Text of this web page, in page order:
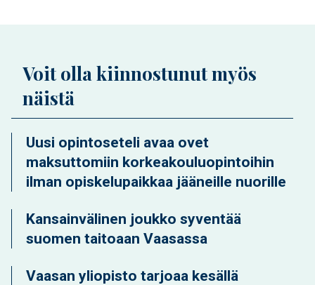
Voit olla kiinnostunut myös
näistä
Uusi opintoseteli avaa ovet
maksuttomiin korkeakouluopintoihin
ilman opiskelupaikkaa jääneille nuorille
Kansainvälinen joukko syventää
suomen taitoaan Vaasassa
Vaasan yliopisto tarjoaa kesällä